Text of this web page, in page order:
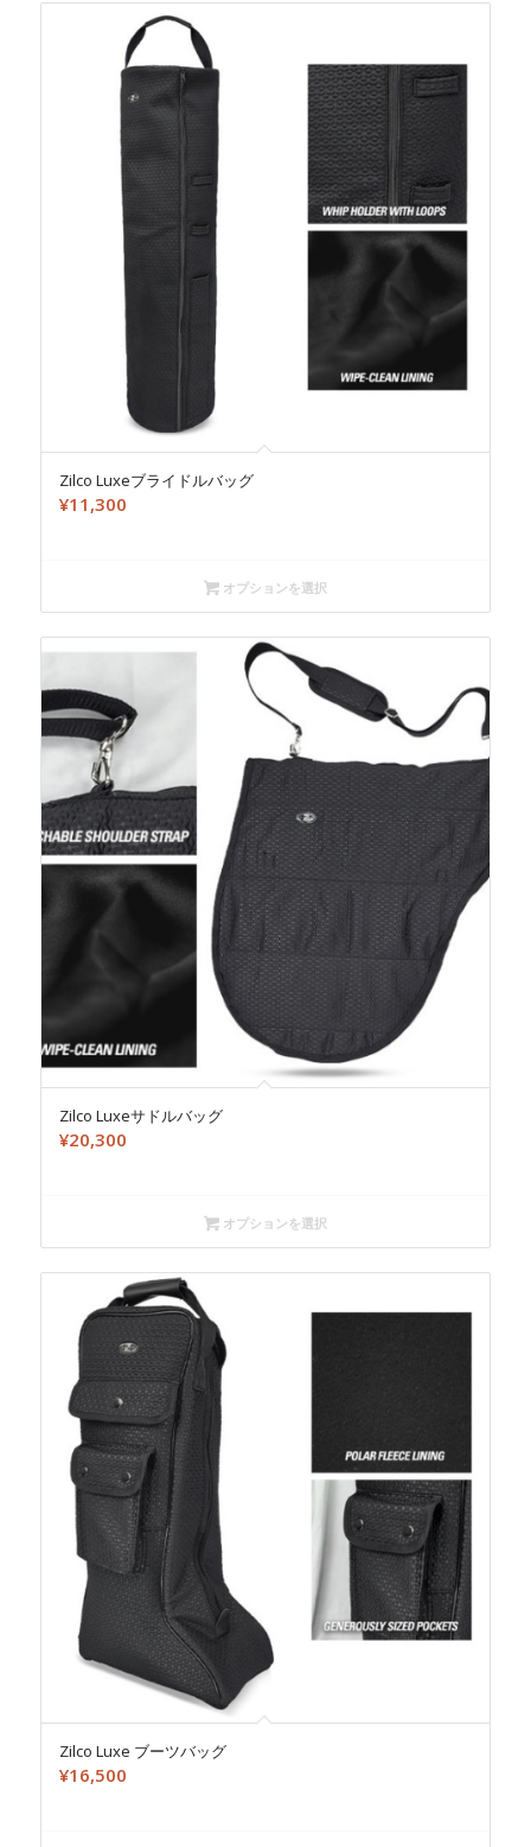
Zilco Luxeブライドルバッグ
¥11,300
オプションを選択
Zilco Luxeサドルバッグ
¥20,300
オプションを選択
Zilco Luxe ブーツバッグ
¥16,500